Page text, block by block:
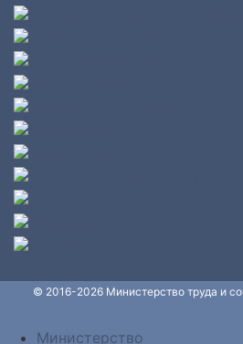
© 2016-2026 Министерство труда и
Министерство